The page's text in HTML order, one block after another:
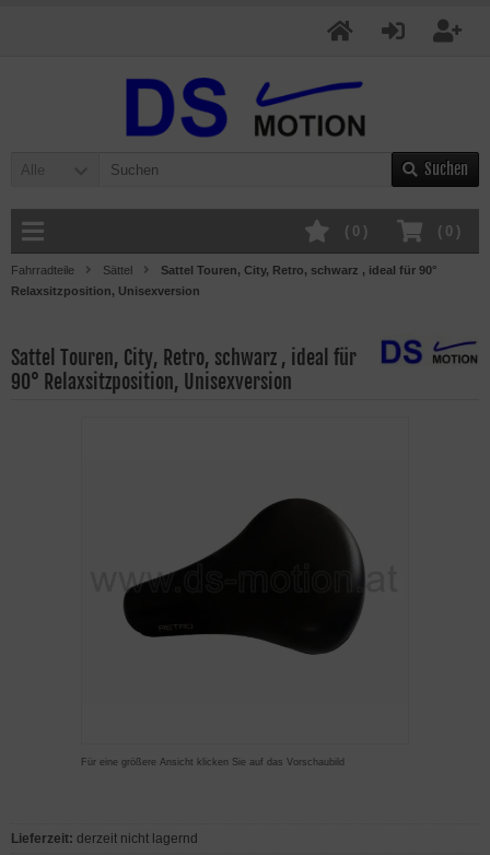
Alle Suchen
( 0 )
( 0 )
Fahrradteile Sättel
Sattel Touren, City, Retro, schwarz , ideal für 90°
Relaxsitzposition, Unisexversion
Sattel Touren, City, Retro, schwarz , ideal für
90° Relaxsitzposition, Unisexversion
Für eine größere Ansicht klicken Sie auf das Vorschaubild
Lieferzeit: derzeit nicht lagernd